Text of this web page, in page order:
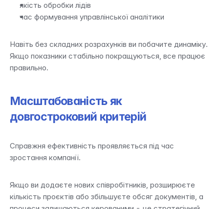
якість обробки лідів
час формування управлінської аналітики
Навіть без складних розрахунків ви побачите динаміку.
Якщо показники стабільно покращуються, все працює
правильно.
Масштабованість як
довгостроковий критерій
Справжня ефективність проявляється під час
зростання компанії.
Якщо ви додаєте нових співробітників, розширюєте
кількість проєктів або збільшуєте обсяг документів, а